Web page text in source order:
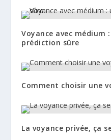
Voyance avec médium
prédiction sûre
Comment choisir une
La voyance privée, ça